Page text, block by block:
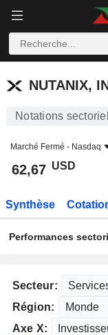
NUTANIX, INC.
NUTANIX,
Notations
Marché Fermé - Nasdaq
62,67 USD
Synthèse
Performances
Secteur:
Région:
Axe X: